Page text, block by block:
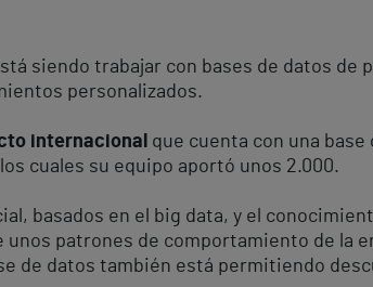
siendo trabajar con bases de datos de
personalizados.
internacional que cuenta con una base
cuales su equipo aportó unos 2.000.
basados en el big data, y el
patrones de comportamiento de la
de datos también está permitiendo